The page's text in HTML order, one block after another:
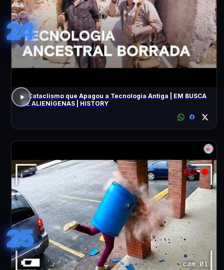
24
O Cataclismo que Apagou a Tecnologia Antiga | EM BUSCA
DE ALIENÍGENAS | HISTORY
25